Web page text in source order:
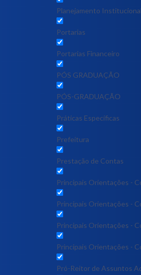
Planejamento Institucional
Portarias
Portarias Financeiro
PÓS GRADUAÇÃO
PÓS-GRADUAÇÃO
Práticas Específicas
Prefeitura
Prestação de Contas
Principais Orientações -
Principais Orientações -
Principais Orientações -
Principais Orientações -
Pró-Reitor de Assuntos